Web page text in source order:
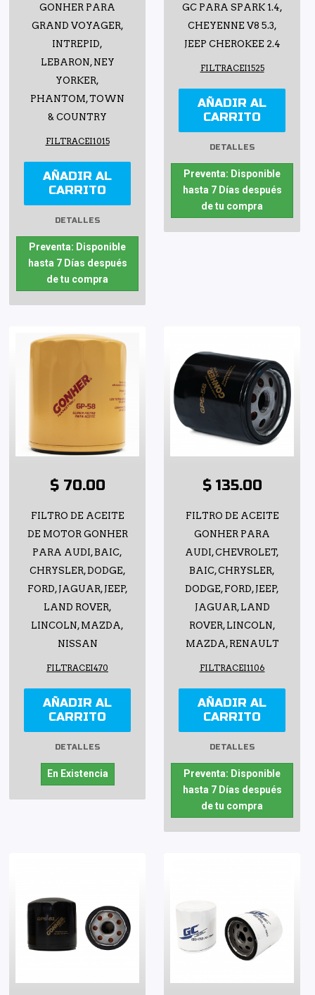
GONHER PARA
GRAND VOYAGER,
INTREPID,
LEBARON, NEY
YORKER,
PHANTOM, TOWN
& COUNTRY
FILTRACEI1015
AÑADIR AL
CARRITO
DETALLES
Preventa: Disponible
hasta 7 Días después
de tu compra
GC PARA SPARK 1.4,
CHEYENNE V8 5.3,
JEEP CHEROKEE 2.4
FILTRACEI1525
AÑADIR AL
CARRITO
DETALLES
Preventa: Disponible
hasta 7 Días después
de tu compra
$ 70.00
FILTRO DE ACEITE
DE MOTOR GONHER
PARA AUDI, BAIC,
CHRYSLER, DODGE,
FORD, JAGUAR, JEEP,
LAND ROVER,
LINCOLN, MAZDA,
NISSAN
FILTRACEI470
AÑADIR AL
CARRITO
DETALLES
En Existencia
$ 135.00
FILTRO DE ACEITE
GONHER PARA
AUDI, CHEVROLET,
BAIC, CHRYSLER,
DODGE, FORD, JEEP,
JAGUAR, LAND
ROVER, LINCOLN,
MAZDA, RENAULT
FILTRACEI1106
AÑADIR AL
CARRITO
DETALLES
Preventa: Disponible
hasta 7 Días después
de tu compra